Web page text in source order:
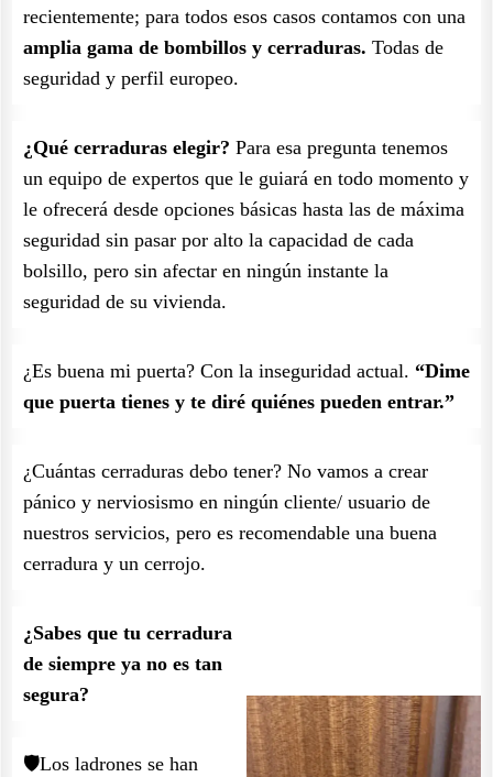
recientemente; para todos esos casos contamos con una
amplia gama de bombillos y cerraduras. Todas de
seguridad y perfil europeo.
¿Qué cerraduras elegir? Para esa pregunta tenemos
un equipo de expertos que le guiará en todo momento y
le ofrecerá desde opciones básicas hasta las de máxima
seguridad sin pasar por alto la capacidad de cada
bolsillo, pero sin afectar en ningún instante la
seguridad de su vivienda.
¿Es buena mi puerta? Con la inseguridad actual. “Dime
que puerta tienes y te diré quiénes pueden entrar.”
¿Cuántas cerraduras debo tener? No vamos a crear
pánico y nerviosismo en ningún cliente/ usuario de
nuestros servicios, pero es recomendable una buena
cerradura y un cerrojo.
¿Sabes que tu cerradura
de siempre ya no es tan
segura?
🛡️Los ladrones se han